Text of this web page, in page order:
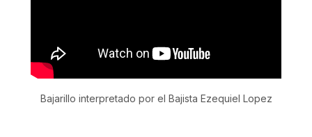
Bajarillo interpretado por el Bajista Ezequiel Lopez